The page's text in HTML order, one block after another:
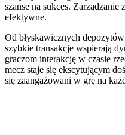
szanse na sukces. Zarządzanie
efektywne.
Od błyskawicznych
szybkie transakcje wspierają
graczom interakcję w czasie
mecz staje się ekscytującym
się zaangażowani w grę na